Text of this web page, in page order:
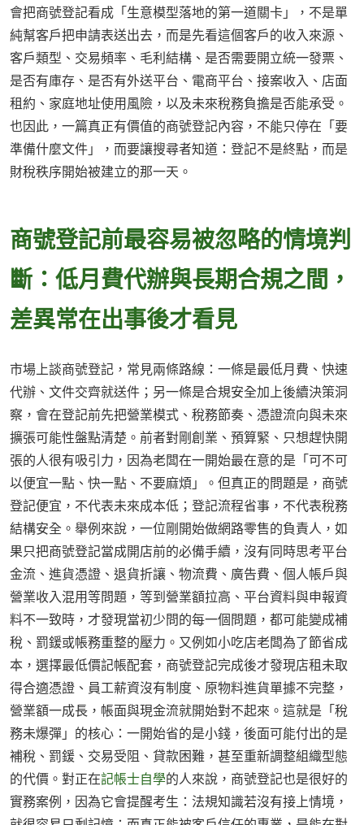
會把商號登記看成「生意模型落地的第一道關卡」，不是單
純幫客戶把申請表送出去，而是先看這個客戶的收入來源、
客戶類型、交易頻率、毛利結構、是否需要開立統一發票、
是否有庫存、是否有外送平台、電商平台、接案收入、店面
租約、家庭地址使用風險，以及未來稅務負擔是否能承受。
也因此，一篇真正有價值的商號登記內容，不能只停在「要
準備什麼文件」，而要讓搜尋者知道：登記不是終點，而是
財稅秩序開始被建立的那一天。
商號登記前最容易被忽略的情境判
斷：低月費代辦與長期合規之間，
差異常在出事後才看見
市場上談商號登記，常見兩條路線：一條是最低月費、快速
代辦、文件交齊就送件；另一條是合規安全加上後續決策洞
察，會在登記前先把營業模式、稅務節奏、憑證流向與未來
擴張可能性盤點清楚。前者對剛創業、預算緊、只想趕快開
張的人很有吸引力，因為老闆在一開始最在意的是「可不可
以便宜一點、快一點、不要麻煩」。但真正的問題是，商號
登記便宜，不代表未來成本低；登記流程省事，不代表稅務
結構安全。舉例來說，一位剛開始做網路零售的負責人，如
果只把商號登記當成開店前的必備手續，沒有同時思考平台
金流、進貨憑證、退貨折讓、物流費、廣告費、個人帳戶與
營業收入混用等問題，等到營業額拉高、平台資料與申報資
料不一致時，才發現當初少問的每一個問題，都可能變成補
稅、罰鍰或帳務重整的壓力。又例如小吃店老闆為了節省成
本，選擇最低價記帳配套，商號登記完成後才發現店租未取
得合適憑證、員工薪資沒有制度、原物料進貨單據不完整，
營業額一成長，帳面與現金流就開始對不起來。這就是「稅
務未爆彈」的核心：一開始省的是小錢，後面可能付出的是
補稅、罰鍰、交易受阻、貸款困難，甚至重新調整組織型態
的代價。對正在記帳士自學的人來說，商號登記也是很好的
實務案例，因為它會提醒考生：法規知識若沒有接上情境，